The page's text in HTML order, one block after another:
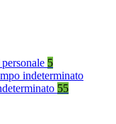
5
indeterminato
55